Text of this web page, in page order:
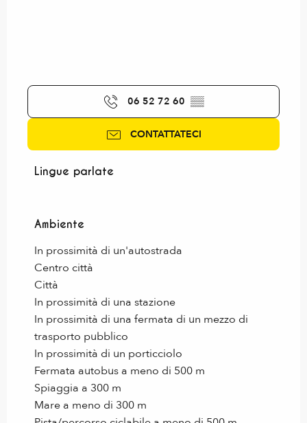
06 52 72 60 ▒▒
CONTATTATECI
Lingue parlate
Lingue parlate
Ambiente
Ambiente
In prossimità di un'autostrada
Centro città
Città
In prossimità di una stazione
In prossimità di una fermata di un mezzo di
trasporto pubblico
In prossimità di un porticciolo
Fermata autobus a meno di 500 m
Spiaggia a 300 m
Mare a meno di 300 m